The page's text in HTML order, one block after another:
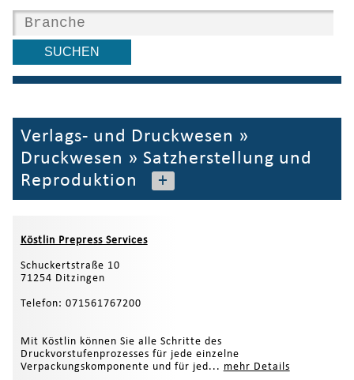
Verlags- und Druckwesen »
Druckwesen » Satzherstellung und
Reproduktion
+
Köstlin Prepress Services
Schuckertstraße 10
71254 Ditzingen
Telefon: 071561767200
Mit Köstlin können Sie alle Schritte des
Druckvorstufenprozesses für jede einzelne
Verpackungskomponente und für jed... mehr Details